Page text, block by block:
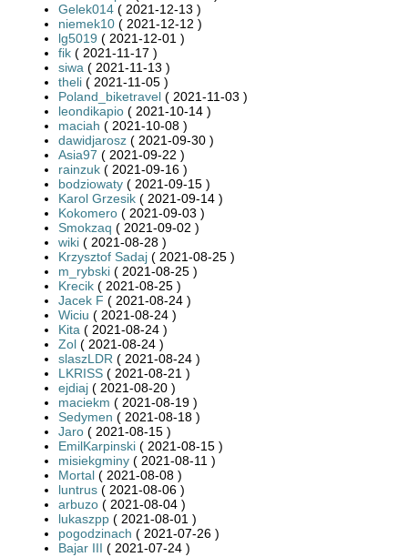
Gelek014 ( 2021-12-13 )
niemek10 ( 2021-12-12 )
lg5019 ( 2021-12-01 )
fik ( 2021-11-17 )
siwa ( 2021-11-13 )
theli ( 2021-11-05 )
Poland_biketravel ( 2021-11-03 )
leondikapio ( 2021-10-14 )
maciah ( 2021-10-08 )
dawidjarosz ( 2021-09-30 )
Asia97 ( 2021-09-22 )
rainzuk ( 2021-09-16 )
bodziowaty ( 2021-09-15 )
Karol Grzesik ( 2021-09-14 )
Kokomero ( 2021-09-03 )
Smokzaq ( 2021-09-02 )
wiki ( 2021-08-28 )
Krzysztof Sadaj ( 2021-08-25 )
m_rybski ( 2021-08-25 )
Krecik ( 2021-08-25 )
Jacek F ( 2021-08-24 )
Wiciu ( 2021-08-24 )
Kita ( 2021-08-24 )
Zol ( 2021-08-24 )
slaszLDR ( 2021-08-24 )
LKRISS ( 2021-08-21 )
ejdiaj ( 2021-08-20 )
maciekm ( 2021-08-19 )
Sedymen ( 2021-08-18 )
Jaro ( 2021-08-15 )
EmilKarpinski ( 2021-08-15 )
misiekgminy ( 2021-08-11 )
Mortal ( 2021-08-08 )
luntrus ( 2021-08-06 )
arbuzo ( 2021-08-04 )
lukaszpp ( 2021-08-01 )
pogodzinach ( 2021-07-26 )
Bajar III ( 2021-07-24 )